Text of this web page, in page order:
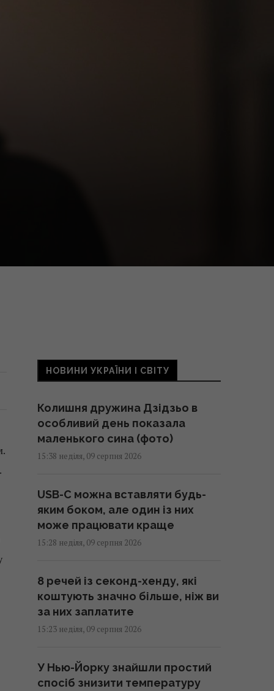
НОВИНИ УКРАЇНИ І СВІТУ
Колишня дружина Дзідзьо в
особливий день показала
маленького сина (фото)
15:38 неділя, 09 серпня 2026
USB-C можна вставляти будь-
яким боком, але один із них
може працювати краще
15:28 неділя, 09 серпня 2026
8 речей із секонд-хенду, які
коштують значно більше, ніж ви
за них заплатите
15:23 неділя, 09 серпня 2026
У Нью-Йорку знайшли простий
спосіб знизити температуру